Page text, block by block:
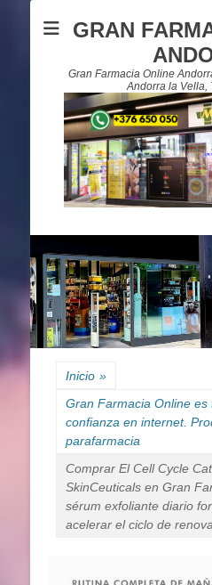
GRAN
Gran Farmacia Online
Andorra la Vella,
Inicio »
Gran Farmacia Online es
confianza en internet.
parafarmacia
Comprar El Cell Cycle
SkinCeuticals en Gran
sérum exfoliante diario
acelerar el ciclo de